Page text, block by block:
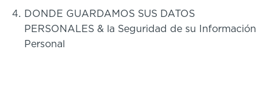
DONDE GUARDAMOS SUS DATOS
PERSONALES & la Seguridad de su Información
Personal